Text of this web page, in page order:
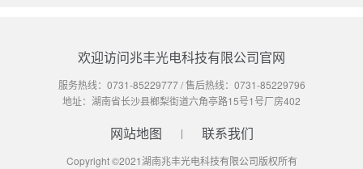
欢迎访问兆丰光电科技有限公司官网
服务热线： 0731-85229777/ 售后热线： 0731-85229796
地址：湖南省长沙县榔梨街道六角亭路15号1号厂房402
网站地图 联系我们
Copyright ©2021湖南兆丰光电科技有限公司版权所有